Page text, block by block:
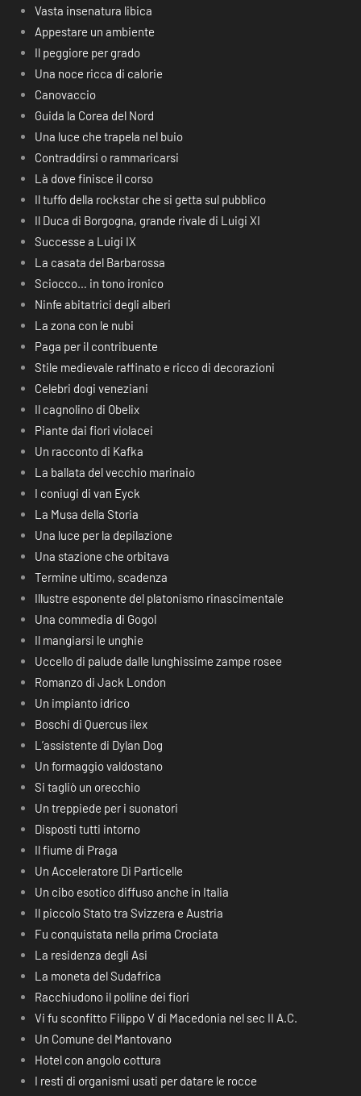
Vasta insenatura libica
Appestare un ambiente
Il peggiore per grado
Una noce ricca di calorie
Canovaccio
Guida la Corea del Nord
Una luce che trapela nel buio
Contraddirsi o rammaricarsi
Là dove finisce il corso
Il tuffo della rockstar che si getta sul pubblico
Il Duca di Borgogna, grande rivale di Luigi XI
Successe a Luigi IX
La casata del Barbarossa
Sciocco… in tono ironico
Ninfe abitatrici degli alberi
La zona con le nubi
Paga per il contribuente
Stile medievale raffinato e ricco di decorazioni
Celebri dogi veneziani
Il cagnolino di Obelix
Piante dai fiori violacei
Un racconto di Kafka
La ballata del vecchio marinaio
I coniugi di van Eyck
La Musa della Storia
Una luce per la depilazione
Una stazione che orbitava
Termine ultimo, scadenza
Illustre esponente del platonismo rinascimentale
Una commedia di Gogol
Il mangiarsi le unghie
Uccello di palude dalle lunghissime zampe rosee
Romanzo di Jack London
Un impianto idrico
Boschi di Quercus ilex
L’assistente di Dylan Dog
Un formaggio valdostano
Si tagliò un orecchio
Un treppiede per i suonatori
Disposti tutti intorno
Il fiume di Praga
Un Acceleratore Di Particelle
Un cibo esotico diffuso anche in Italia
Il piccolo Stato tra Svizzera e Austria
Fu conquistata nella prima Crociata
La residenza degli Asi
La moneta del Sudafrica
Racchiudono il polline dei fiori
Vi fu sconfitto Filippo V di Macedonia nel sec II A.C.
Un Comune del Mantovano
Hotel con angolo cottura
I resti di organismi usati per datare le rocce